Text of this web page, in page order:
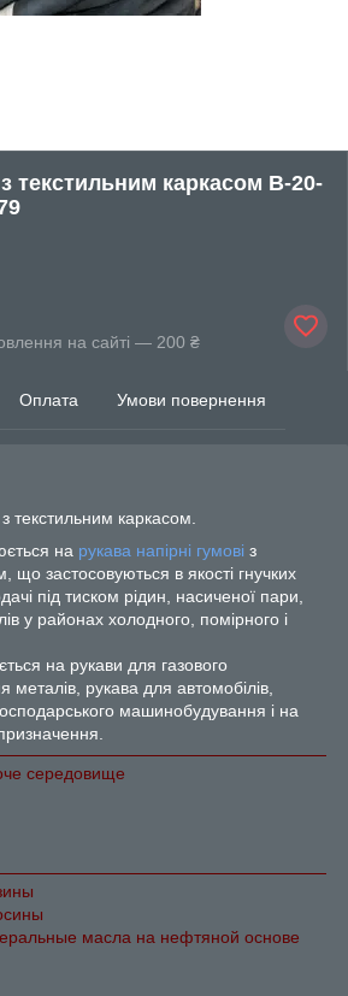
текстильним каркасом В-20-
на сайті — 200 ₴
Оплата Умови повернення
текстильним каркасом.
на рукава напірні гумові з
що застосовуються в якості гнучких
під тиском рідин, насиченої пари,
у районах холодного, помірного і
на рукави для газового
металів, рукава для автомобілів,
машинобудування і на
середовище
масла на нефтяной основе